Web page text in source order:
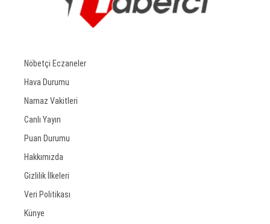
Nöbetçi Eczaneler
Hava Durumu
Namaz Vakitleri
Canlı Yayın
Puan Durumu
Hakkımızda
Gizlilik İlkeleri
Veri Politikası
Künye